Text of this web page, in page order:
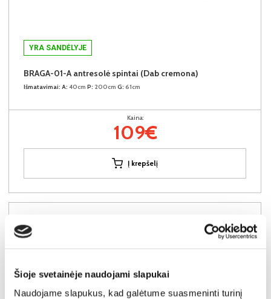
Šioje svetainėje naudojami slapukai
Naudojame slapukus, kad galėtume suasmeninti turinį
YRA SANDĖLYJE
BRAGA-01-A antresolė spintai (Dab cremona)
Išmatavimai: A: 40cm P: 200cm G: 61cm
Kaina:
109€
Į krepšelį